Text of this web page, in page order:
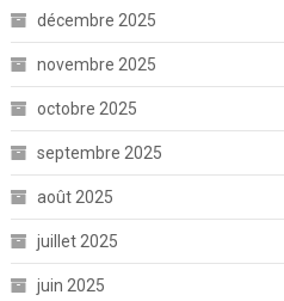
décembre 2025
novembre 2025
octobre 2025
septembre 2025
août 2025
juillet 2025
juin 2025